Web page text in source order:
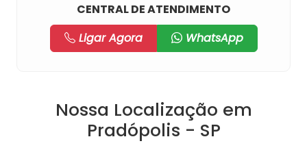
CENTRAL DE ATENDIMENTO
Ligar Agora
WhatsApp
Nossa Localização em
Pradópolis - SP